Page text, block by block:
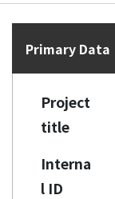
Primary Data
Project
title
Interna
l ID